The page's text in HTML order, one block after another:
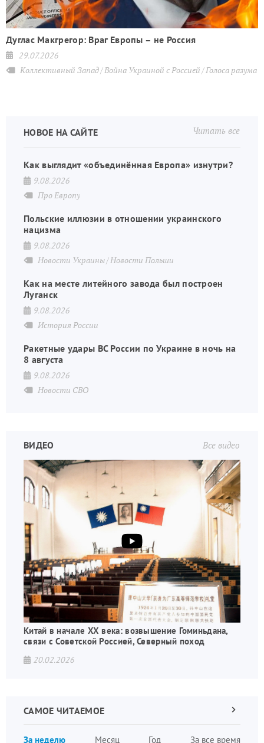
Дуглас Макгрегор: Враг Европы – не Россия
29.07.2026
Коллективный Запад Война Украиной с Россией Голоса разума
Читать все
НОВОЕ НА САЙТЕ
Как выглядит «объединённая Европа» изнутри?
9.08.2026
Про Европу
Польские иллюзии в отношении украинского
нацизма
9.08.2026
Новости Украины Новости Польши
Как на месте литейного завода был построен
Луганск
9.08.2026
История России
Ракетные удары ВС России по Украине в ночь на
8 августа
9.08.2026
Новости СВО
Все видео
ВИДЕО
Китай в начале XX века: возвышение Гоминьдана,
связи с Советской Россией, Северный поход
20.02.2026
САМОЕ ЧИТАЕМОЕ
За неделю Месяц Год За все время
Следующая